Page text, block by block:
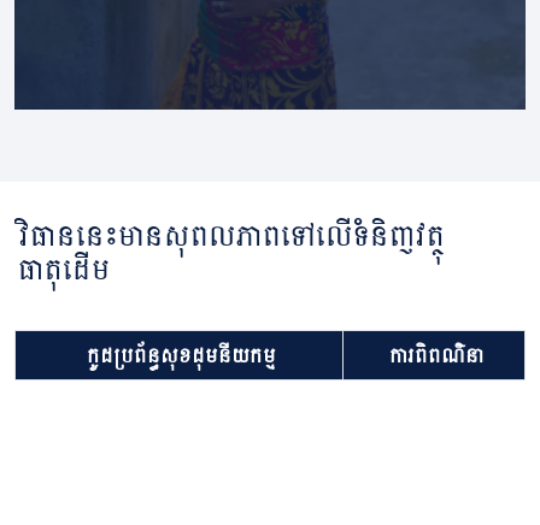
វិធាននេះមានសុពលភាពទៅលើទំនិញវត្ថុ
ធាតុដើម
កូដប្រព័ន្ធសុខដុមនីយកម្ម ការពិពណ៌នា